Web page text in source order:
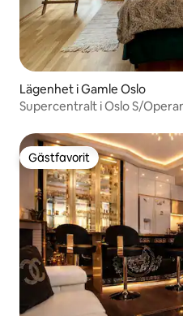
Lägenhet i Gamle Oslo
Supercentralt i Oslo S/
Gästfavorit
Gästfavorit